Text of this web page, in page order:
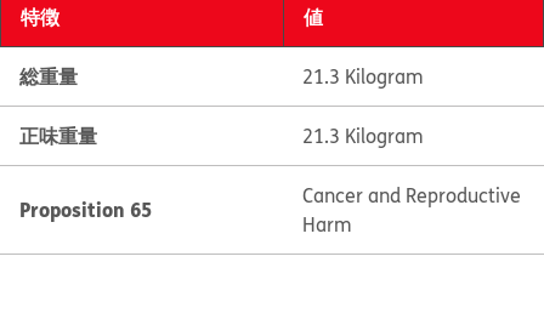
特徴 値
総重量 21.3 Kilogram
正味重量 21.3 Kilogram
Proposition 65
Cancer and Reproductive
Harm